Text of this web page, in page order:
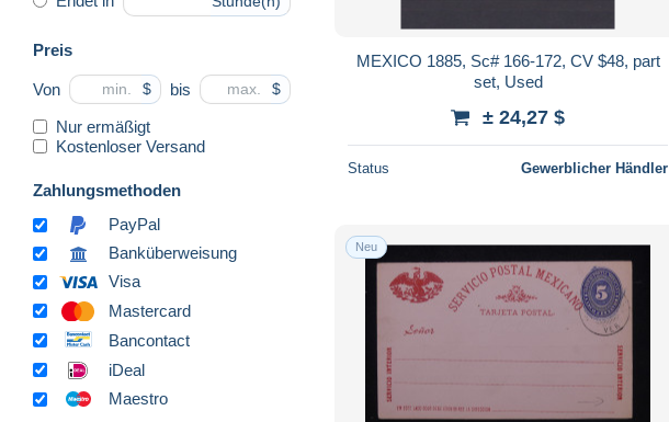
Preis
Von $ bis $
Nur ermäßigt
Kostenloser Versand
Zahlungsmethoden
PayPal
Banküberweisung
Visa
Mastercard
Bancontact
iDeal
Maestro
MEXICO 1885, Sc# 166-172, CV $48, part
set, Used
± 24,27 $
Status Gewerblicher Händler
Neu